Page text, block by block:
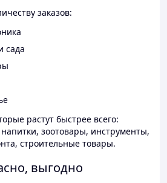
заказов:
сада
растут быстрее всего:
зоотовары, инструменты,
строительные товары.
выгодно